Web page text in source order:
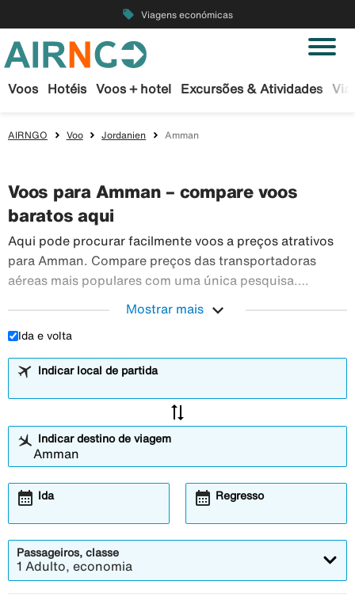
local_offer Viagens económicas
Voos Hotéis Voos + hotel Excursões & Atividades
AIRNGO Voo Jordanien Amman
Voos para Amman – compare voos
baratos aqui
Aqui pode procurar facilmente voos a preços atrativos
para Amman. Compare preços das transportadoras
aéreas mais populares com uma única pesquisa.
mundo.Aqui pode procurar facilmente voos a preços
Mostrar mais expand_more
Ida e volta
Indicar local de partida
sync_alt
Indicar destino de viagem
Ida
calendar_month Regresso
calendar_month
Passageiros, classe
1 Adulto, economia